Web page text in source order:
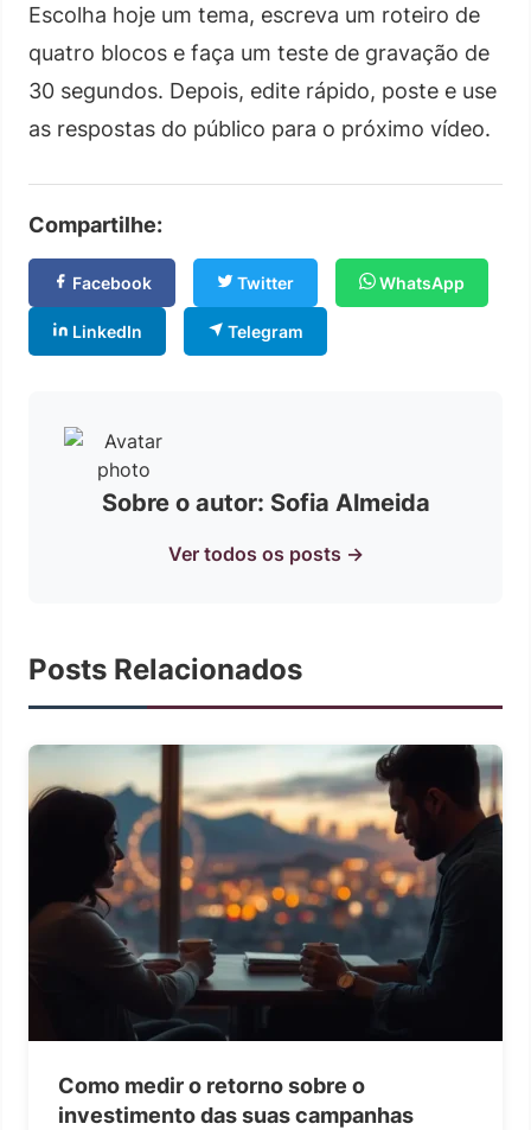
Escolha hoje um tema, escreva um roteiro de
quatro blocos e faça um teste de gravação de
30 segundos. Depois, edite rápido, poste e use
as respostas do público para o próximo vídeo.
Compartilhe:
Facebook Twitter WhatsApp
LinkedIn Telegram
Sobre o autor: Sofia Almeida
Ver todos os posts →
Posts Relacionados
Como medir o retorno sobre o
investimento das suas campanhas